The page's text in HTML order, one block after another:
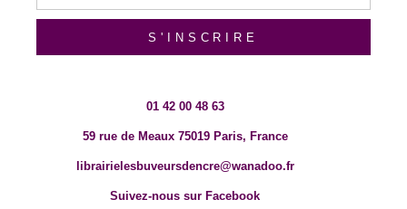
S'INSCRIRE
01 42 00 48 63
59 rue de Meaux 75019 Paris, France
librairielesbuveursdencre@wanadoo.fr
Suivez-nous sur Facebook